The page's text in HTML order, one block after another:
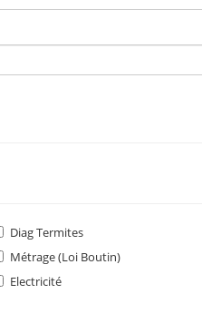
Diag Termites
Métrage (Loi Boutin)
Electricité